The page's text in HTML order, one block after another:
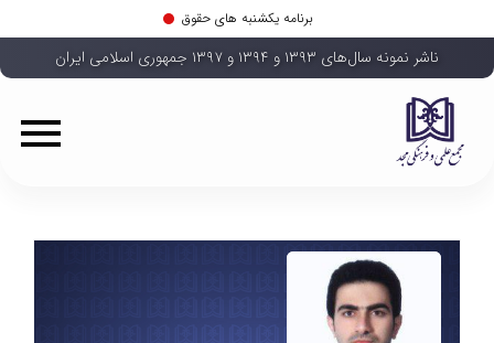
برنامه یکشنبه های حقوق
ناشر نمونه سال‌های ۱۳۹۳ و ۱۳۹۴ و ۱۳۹۷ جمهوری اسلامی ایران